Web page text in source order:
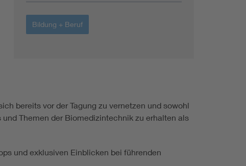
Bildung + Beruf
bereits vor der Tagung zu vernetzen und sowohl
Themen der Biomedizintechnik zu erhalten als
und exklusiven Einblicken bei führenden